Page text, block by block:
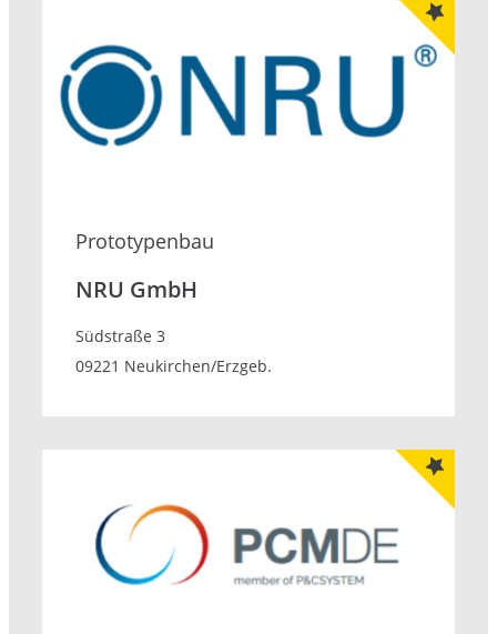
Prototypenbau
NRU GmbH
Südstraße 3
09221 Neukirchen/Erzgeb.